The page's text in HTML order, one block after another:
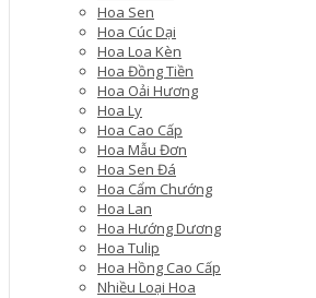
Hoa Sen
Hoa Cúc Dại
Hoa Loa Kèn
Hoa Đồng Tiền
Hoa Oải Hương
Hoa Ly
Hoa Cao Cấp
Hoa Mẫu Đơn
Hoa Sen Đá
Hoa Cẩm Chướng
Hoa Lan
Hoa Hướng Dương
Hoa Tulip
Hoa Hồng Cao Cấp
Nhiều Loại Hoa